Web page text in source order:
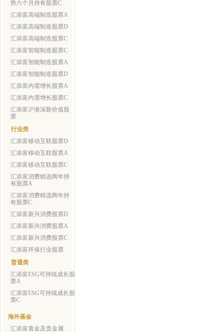
势六个月持有股票C
汇添富高端制造股票A
汇添富高端制造股票D
汇添富高端制造股票C
汇添富智能制造股票C
汇添富智能制造股票A
汇添富智能制造股票D
汇添富内需增长股票A
汇添富内需增长股票C
汇添富沪港深新价值股
票
行业类
汇添富移动互联股票D
汇添富移动互联股票A
汇添富移动互联股票C
汇添富消费精选两年持
有股票A
汇添富消费精选两年持
有股票C
汇添富新兴消费股票D
汇添富新兴消费股票A
汇添富新兴消费股票C
汇添富环保行业股票
普通类
汇添富ESG可持续成长股
票A
汇添富ESG可持续成长股
票C
海外基金
汇添富黄金及贵金属